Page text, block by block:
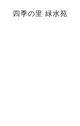
四季の里 緑水苑